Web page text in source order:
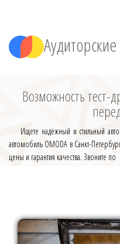
Аудиторские
Возможность тест-
Ищете надёжный и стильный
автомобиль OMODA в Санкт-
цены и гарантия качества. Звоните по